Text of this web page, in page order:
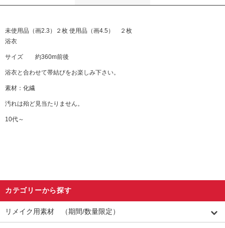
未使用品（画2.3）２枚 使用品（画4.5） ２枚
浴衣
サイズ 約360m前後
浴衣と合わせて帯結びをお楽しみ下さい。
素材：化繊
汚れは殆ど見当たりません。
10代～
カテゴリーから探す
リメイク用素材 （期間/数量限定）